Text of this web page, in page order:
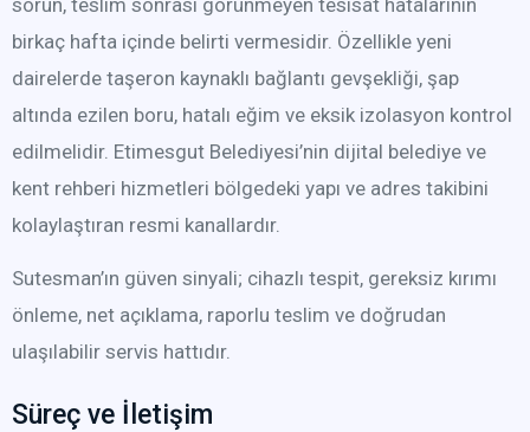
sorun, teslim sonrası görünmeyen tesisat hatalarının
birkaç hafta içinde belirti vermesidir. Özellikle yeni
dairelerde taşeron kaynaklı bağlantı gevşekliği, şap
altında ezilen boru, hatalı eğim ve eksik izolasyon kontrol
edilmelidir. Etimesgut Belediyesi’nin dijital belediye ve
kent rehberi hizmetleri bölgedeki yapı ve adres takibini
kolaylaştıran resmi kanallardır.
Sutesman’ın güven sinyali; cihazlı tespit, gereksiz kırımı
önleme, net açıklama, raporlu teslim ve doğrudan
ulaşılabilir servis hattıdır.
Süreç ve İletişim